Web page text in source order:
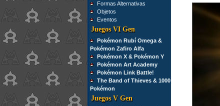
Formas Alternativas
Objetos
Eventos
Juegos VI Gen
Pokémon Rubí Omega &
Pokémon Zafiro Alfa
Pokémon X & Pokémon Y
Pokémon Art Academy
Pokémon Link Battle!
The Band of Thieves & 1000
Pokémon
Juegos V Gen